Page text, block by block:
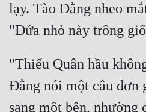
lạy. Tào Đằng nheo
"Thiếu Quân hầu
Đằng nói một câu đơn
sang một bên, nhường